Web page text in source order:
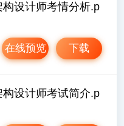
设计师考情分析.p
下载
在线预览
设计师考试简介.p